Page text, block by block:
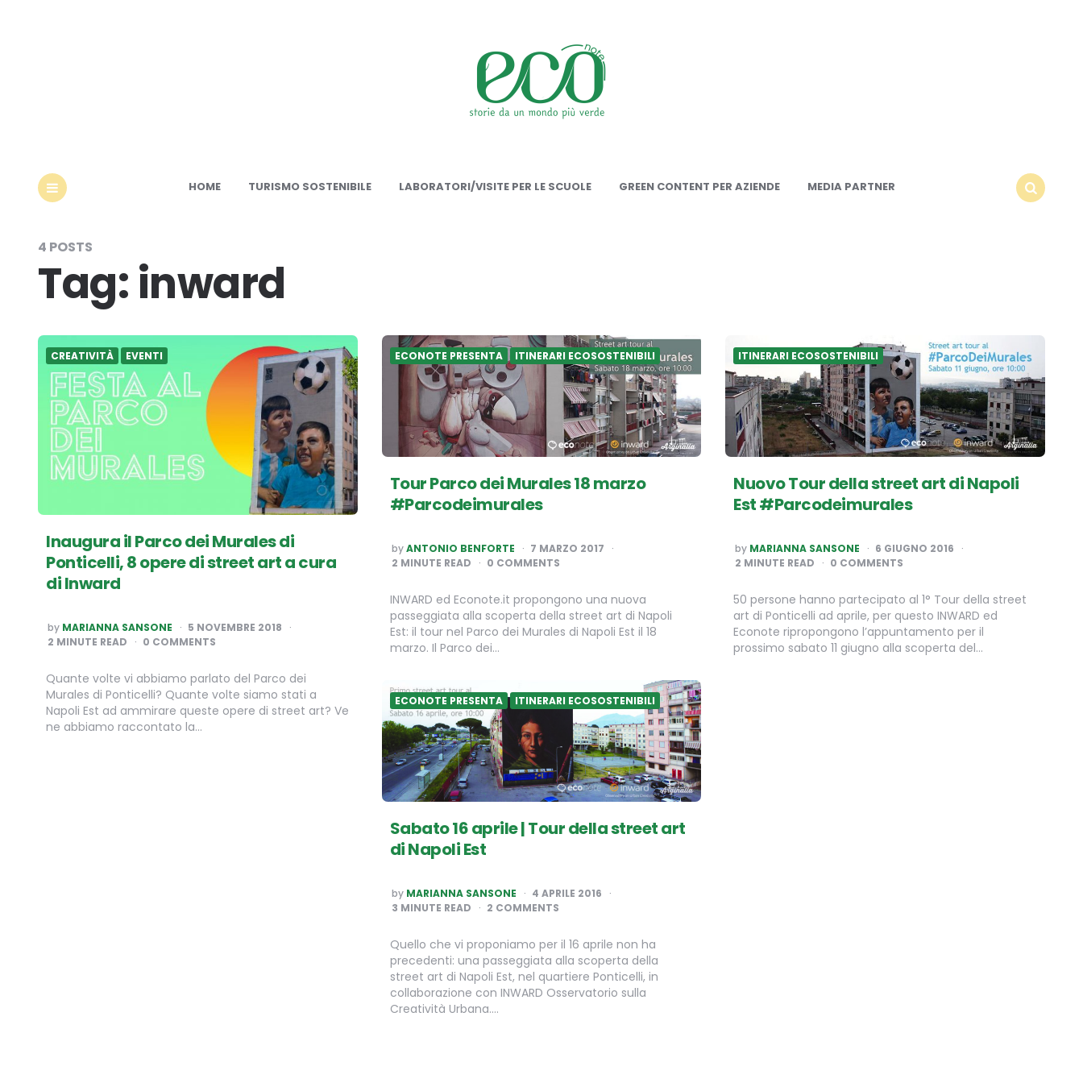
HOME TURISMO SOSTENIBILE LABORATORI/VISITE PER LE SCUOLE GREEN CONTENT PER AZIENDE
MEDIA PARTNER
4 POSTS
Tag:inward
CREATIVITÀ EVENTI
Inaugura il Parco dei Murales di
Ponticelli, 8 opere di street art a cura
di Inward
POSTED
BY
by MARIANNA SANSONE
5 NOVEMBRE 2018
2 MINUTE READ 0 COMMENTS
Quante volte vi abbiamo parlato del Parco dei
Murales di Ponticelli? Quante volte siamo stati a
Napoli Est ad ammirare queste opere di street art? Ve
ne abbiamo raccontato la…
ECONOTE PRESENTA ITINERARI ECOSOSTENIBILI
Tour Parco dei Murales 18 marzo
#Parcodeimurales
POSTED
BY
byANTONIO BENFORTE
7 MARZO 2017
2 MINUTE READ 0 COMMENTS
INWARD ed Econote.it propongono una nuova
passeggiata alla scoperta della street art di Napoli
Est: il tour nel Parco dei Murales di Napoli Est il 18
marzo. Il Parco dei…
ITINERARI ECOSOSTENIBILI
Nuovo Tour della street art di Napoli
Est #Parcodeimurales
POSTED
BY
by MARIANNA SANSONE
6 GIUGNO 2016
2 MINUTE READ 0 COMMENTS
50 persone hanno partecipato al 1° Tour della street
art di Ponticelli ad aprile, per questo INWARD ed
Econote ripropongono l’appuntamento per il
prossimo sabato 11 giugno alla scoperta del…
ECONOTE PRESENTA ITINERARI ECOSOSTENIBILI
Sabato 16 aprile | Tour della street art
di Napoli Est
POSTED
BY
by MARIANNA SANSONE
4 APRILE 2016
3 MINUTE READ 2 COMMENTS
Quello che vi proponiamo per il 16 aprile non ha
precedenti: una passeggiata alla scoperta della
street art di Napoli Est, nel quartiere Ponticelli, in
collaborazione con INWARD Osservatorio sulla
Creatività Urbana….